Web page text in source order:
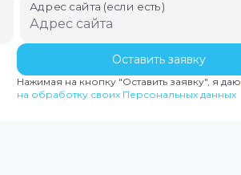
Адрес сайта (если есть)
Оставить заявку
Нажимая на кнопку "Оставить заявку", я даю
на обработку своих Персональных данных